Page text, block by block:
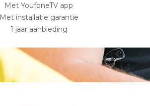
Met YoufoneTV app
Met installatie garantie
1 jaar aanbieding